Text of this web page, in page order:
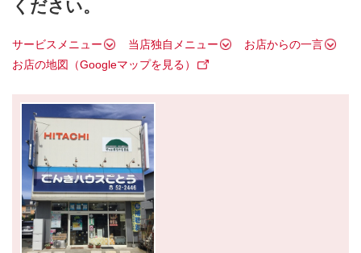
ください。
サービスメニュー 当店独自メニュー
お店からの一言
お店の地図（Googleマップを見る）